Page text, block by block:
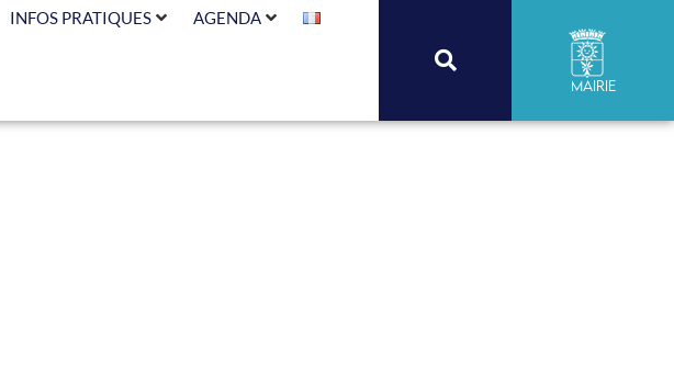
INFOS PRATIQUES AGENDA
Mairie